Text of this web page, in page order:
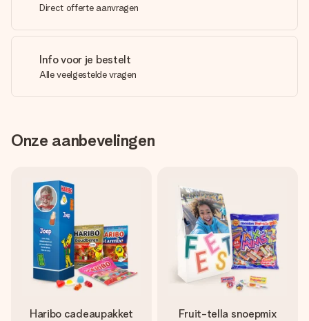
Direct offerte aanvragen
Info voor je bestelt
Alle veelgestelde vragen
Onze aanbevelingen
Haribo cadeaupakket Fruit-tella snoepmix